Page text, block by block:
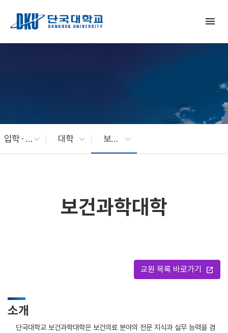
menu
입학 · 교육 대학 보건과학대학
보건과학대학
교원 목록 바로가기 open_in_new
소개
단국대학교 보건과학대학은 보건의료 분야의 전문 지식과 실무 능력을 겸